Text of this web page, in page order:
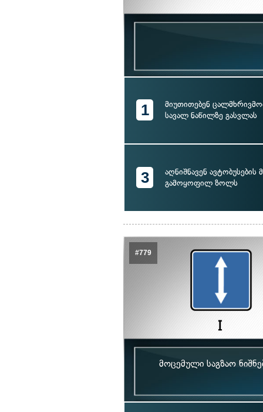
1
მიუთითებენ
სავალ ნაწილზე გასვლას
3
აღნიშნავენ ავტობუსების
გამოყოფილ ზოლს
#779
მოცემული საგზაო